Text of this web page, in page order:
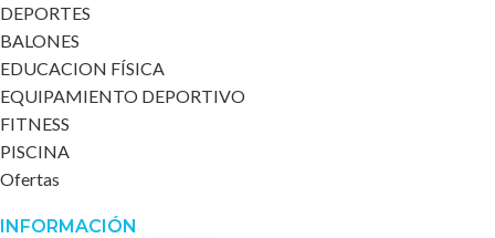
DEPORTES
BALONES
EDUCACION FÍSICA
EQUIPAMIENTO DEPORTIVO
FITNESS
PISCINA
Ofertas
INFORMACIÓN